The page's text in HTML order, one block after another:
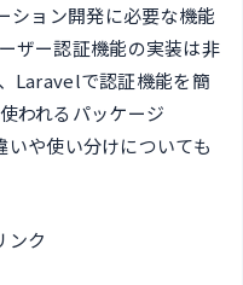
ション開発に必要な機能
ザー認証機能の実装は非
Laravelで認証機能を簡
われるパッケージ
や使い分けについても
ンク